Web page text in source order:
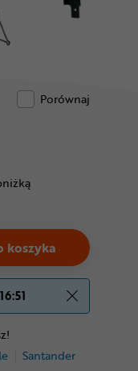
Porównaj
Santander
koszyka
16:51